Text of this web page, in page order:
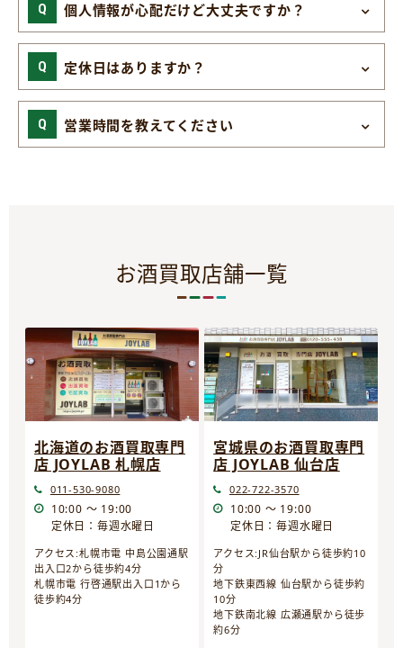
個人情報が心配だけど大丈夫ですか？
定休日はありますか？
営業時間を教えてください
お酒買取店舗一覧
北海道のお酒買取専門
店 JOYLAB 札幌店
011-530-9080
10:00 ～ 19:00
定休日：毎週水曜日
アクセス:札幌市電 中島公園通駅
出入口2から徒歩約4分
札幌市電 行啓通駅出入口1から
徒歩約4分
宮城県のお酒買取専門
店 JOYLAB 仙台店
022-722-3570
10:00 ～ 19:00
定休日：毎週水曜日
アクセス:JR仙台駅から徒歩約10
分
地下鉄東西線 仙台駅から徒歩約
10分
地下鉄南北線 広瀬通駅から徒歩
約6分